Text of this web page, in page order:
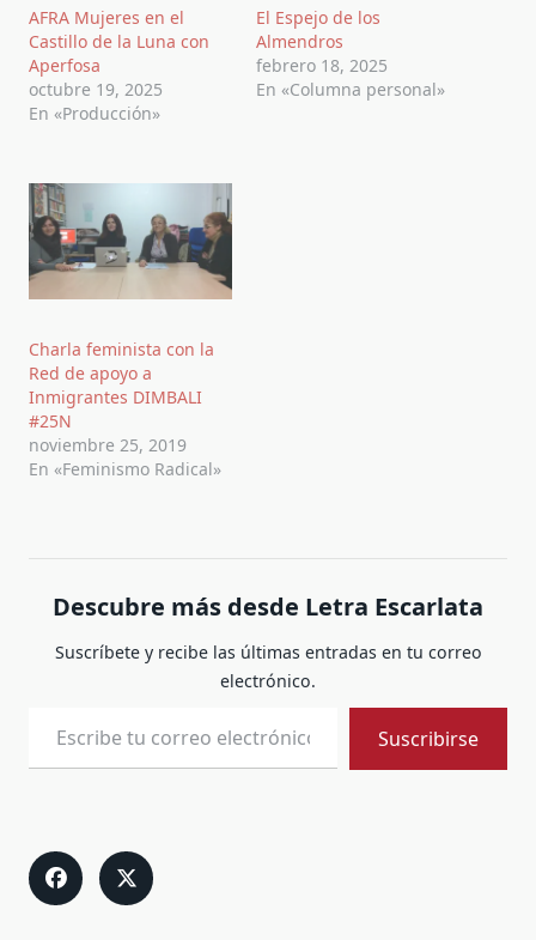
AFRA Mujeres en el
Castillo de la Luna con
Aperfosa
octubre 19, 2025
En «Producción»
El Espejo de los
Almendros
febrero 18, 2025
En «Columna personal»
Charla feminista con la
Red de apoyo a
Inmigrantes DIMBALI
#25N
noviembre 25, 2019
En «Feminismo Radical»
Descubre más desde Letra Escarlata
Suscríbete y recibe las últimas entradas en tu correo
electrónico.
Suscribirse